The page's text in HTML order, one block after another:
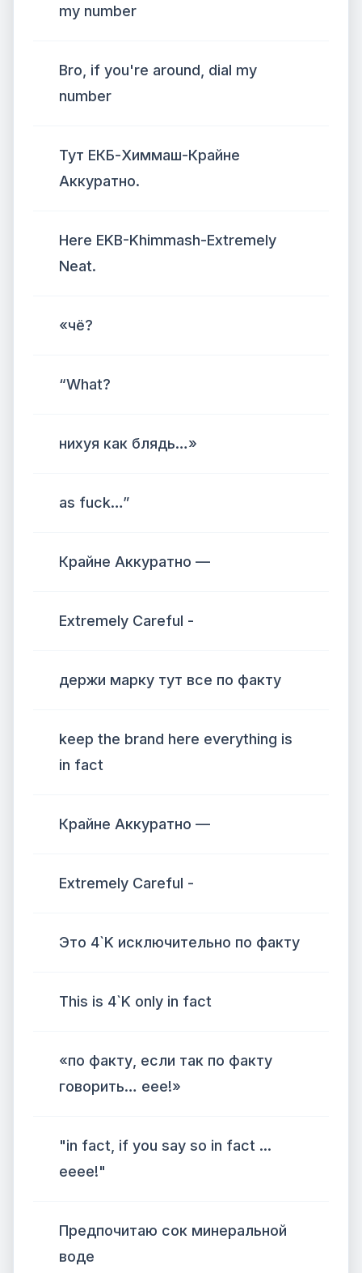
my number
Bro, if you're around, dial my
number
Тут ЕКБ-Химмаш-Крайне
Аккуратно.
Here EKB-Khimmash-Extremely
Neat.
«чё?
“What?
нихуя как блядь…»
as fuck…”
Крайне Аккуратно —
Extremely Careful -
держи марку тут все по факту
keep the brand here everything is
in fact
Крайне Аккуратно —
Extremely Careful -
Это 4`K исключительно по факту
This is 4`K only in fact
«по факту, если так по факту
говорить… еее!»
"in fact, if you say so in fact ...
eeee!"
Предпочитаю сок минеральной
воде